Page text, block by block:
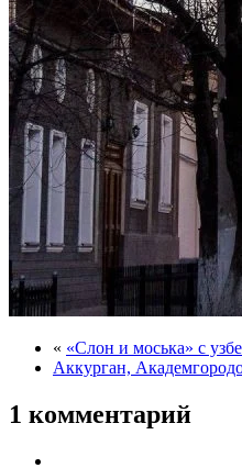
« «Слон и моська» с
Аккурган,
1 комментарий